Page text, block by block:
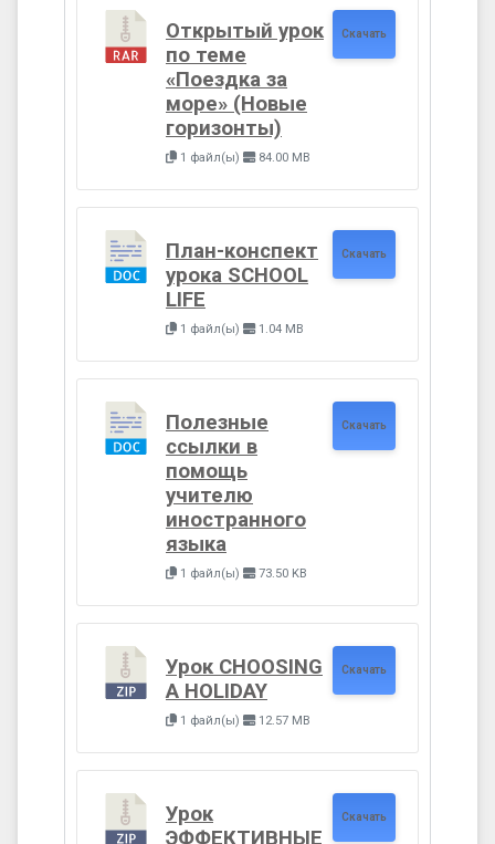
Открытый урок
по теме
«Поездка за
море» (Новые
горизонты)
1 файл(ы) 84.00 MB
Скачать
План-конспект
урока SCHOOL
LIFE
1 файл(ы) 1.04 MB
Скачать
Полезные
ссылки в
помощь
учителю
иностранного
языка
1 файл(ы) 73.50 KB
Скачать
Урок CHOOSING
A HOLIDAY
1 файл(ы) 12.57 MB
Скачать
Урок
ЭФФЕКТИВНЫЕ
Скачать